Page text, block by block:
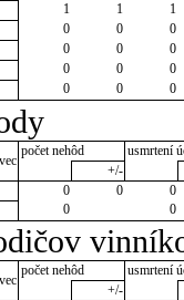
1 1
1
0 0
0
0 0
0
0 0
0
0 0 0
počet nehôd
usmrtení
+/-
0 0
0
0 0
počet nehôd
usmrtení
+/-